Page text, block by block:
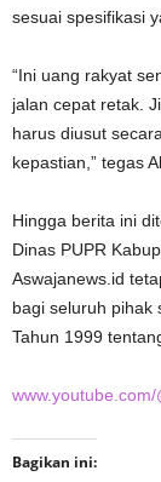
sesuai spesifikasi
“Ini uang rakyat
jalan cepat retak.
harus diusut
kepastian,” tegas
Hingga berita ini
Dinas PUPR
Aswajanews.id
bagi seluruh pihak
Tahun 1999
Bagikan ini: